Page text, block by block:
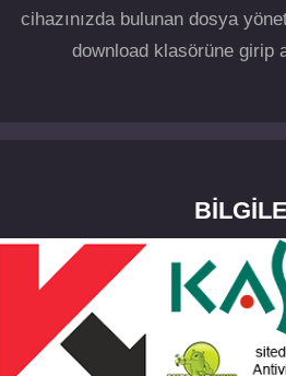
cihazınızda bulunan dosya
download klasörüne girip